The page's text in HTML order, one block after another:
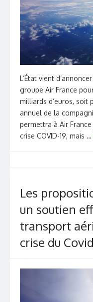
L’État vient
groupe Air France
milliards d’euros, soit
annuel de la
permettra à Air
crise COVID-19, mais …
Les
un soutien
transport
crise du